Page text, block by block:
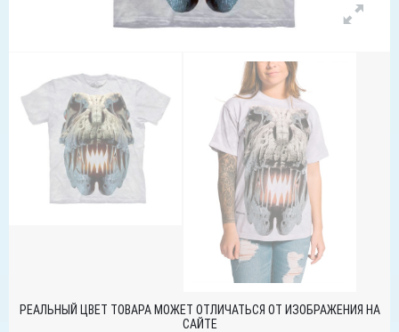
РЕАЛЬНЫЙ ЦВЕТ ТОВАРА МОЖЕТ ОТЛИЧАТЬСЯ ОТ ИЗОБРАЖЕНИЯ НА
САЙТЕ